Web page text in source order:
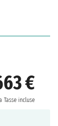
€
Tasse incluse